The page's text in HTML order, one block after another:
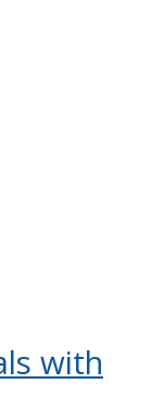
with